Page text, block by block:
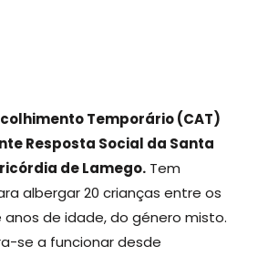
Temporário (CAT)
Resposta Social da Santa
de Lamego. Tem
albergar 20 crianças entre os
anos de idade, do género misto.
se a funcionar desde